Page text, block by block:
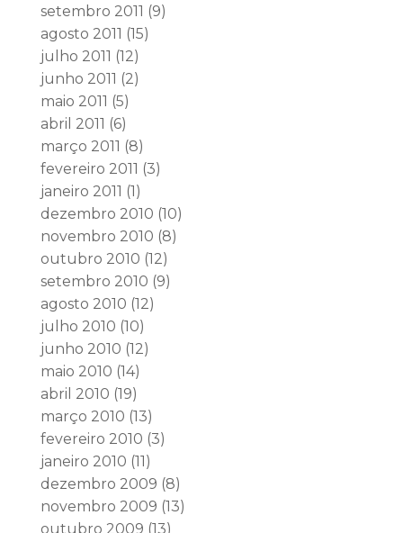
setembro 2011 (9)
agosto 2011 (15)
julho 2011 (12)
junho 2011 (2)
maio 2011 (5)
abril 2011 (6)
março 2011 (8)
fevereiro 2011 (3)
janeiro 2011 (1)
dezembro 2010 (10)
novembro 2010 (8)
outubro 2010 (12)
setembro 2010 (9)
agosto 2010 (12)
julho 2010 (10)
junho 2010 (12)
maio 2010 (14)
abril 2010 (19)
março 2010 (13)
fevereiro 2010 (3)
janeiro 2010 (11)
dezembro 2009 (8)
novembro 2009 (13)
outubro 2009 (13)